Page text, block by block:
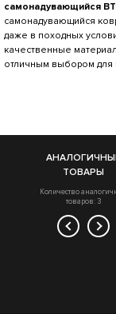
самонадувающийся
самонадувающийся
даже в походных
качественные
отличным выбором для
ТОВАРЫ
Количество
товаров: 3